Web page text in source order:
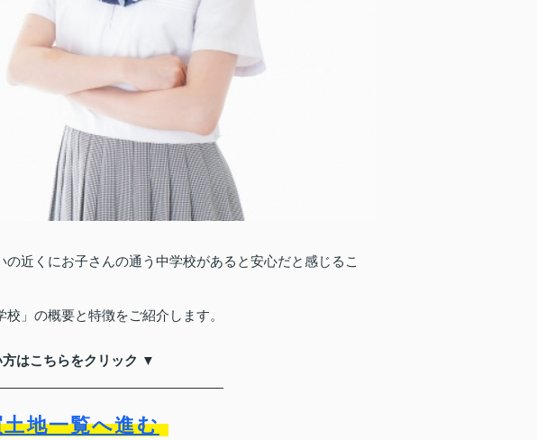
近くにお子さんの通う中学校があると安心だと感じるこ
」の概要と特徴をご紹介します。
はこちらをクリック ▼
地一覧へ進む